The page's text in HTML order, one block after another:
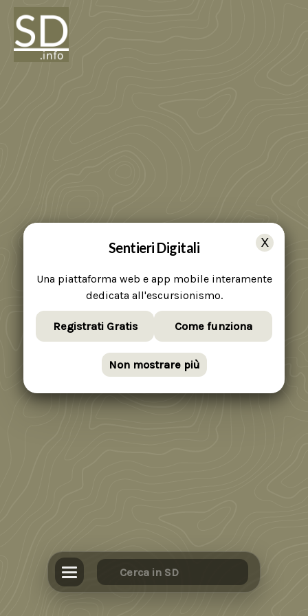
Sentieri Digitali
Una piattaforma web e app mobile interamente
dedicata all'escursionismo.
Registrati Gratis Come funziona
Non mostrare più